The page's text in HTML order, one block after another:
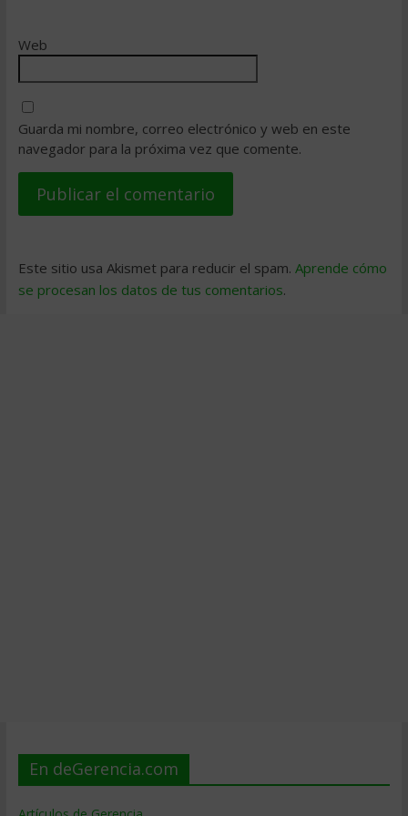
Web
Guarda mi nombre, correo electrónico y web en este
navegador para la próxima vez que comente.
Este sitio usa Akismet para reducir el spam. Aprende cómo
se procesan los datos de tus comentarios.
En deGerencia.com